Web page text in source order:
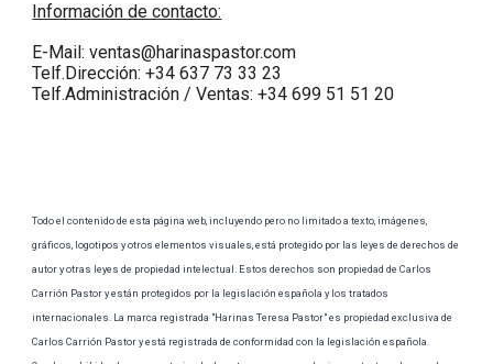
Información de contacto:
E-Mail:ventas@harinaspastor.com
Telf.Dirección: +34 637 73 33 23
Telf.Administración / Ventas: +34 699 51 51 20
Todo el contenido de esta página web, incluyendo pero no limitado a texto, imágenes,
gráficos, logotipos y otros elementos visuales, está protegido por las leyes de derechos de
autor y otras leyes de propiedad intelectual. Estos derechos son propiedad de Carlos
Carrión Pastor y están protegidos por la legislación española y los tratados
internacionales. La marca registrada "Harinas Teresa Pastor" es propiedad exclusiva de
Carlos Carrión Pastor y está registrada de conformidad con la legislación española.